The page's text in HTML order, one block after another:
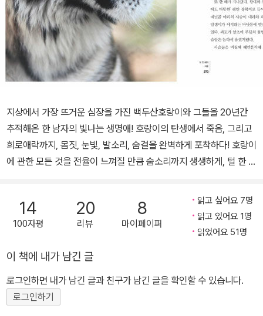
지상에서 가장 뜨거운 심장을 가진 백두산호랑이와 그들을 20년간
추적해온 한 남자의 빛나는 생명애! 호랑이의 탄생에서 죽음, 그리고
희로애락까지, 몸짓, 눈빛, 발소리, 숨결을 완벽하게 포착하다! 호랑이
에 관한 모든 것을 전율이 느껴질 만큼 숨소리까지 생생하게, 털 한 올
베리아의 지배자 '블러디 메리'와의 뜨거운 교감을 통해 소름 끼치도
록 짜릿하고 선명하게 그려낸 강렬한 생존의 드라마! 눈앞에서 생생
하게 살아 숨 쉬는 호랑이의 위대한 숨결, 위대한 혼이 가슴 벅찬 감동
탄생한 시베리아호랑이에 관한 독보적 대탐사! 가장 강하고 가장 평
화로운 지구상 마지막 설원 시베리아의 위대한 영혼, 호랑이들이 펼
치는 눈물겹도록 아름답고, 뜨거운 생명의 에너지! 프랑스 쥘 베른 영
화제 관객상! 블라디보스토크 국제 영화제 특별상! 2010년 러시아 푸
14
100자평
20
리뷰
8
마이페이퍼
읽고 싶어요 7명
읽고 있어요 1명
읽었어요 51명
이 책에 내가 남긴 글
로그인하면 내가 남긴 글과 친구가 남긴 글을 확인할 수 있습니다.
로그인하기